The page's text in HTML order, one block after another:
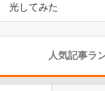
光してみた
人気記事ラ